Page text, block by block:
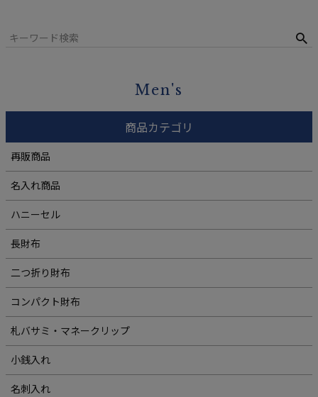
Men's
商品カテゴリ
再販商品
名入れ商品
ハニーセル
長財布
二つ折り財布
コンパクト財布
札バサミ・マネークリップ
小銭入れ
名刺入れ